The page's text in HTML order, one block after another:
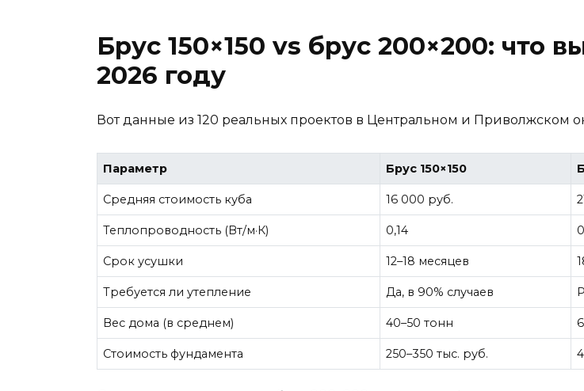
Брус 150×150 vs брус 200×200: что
2026 году
Вот данные из 120 реальных проектов в Центральном и Приволжском
Параметр Брус 150×150
Средняя стоимость куба 16 000 руб.
Теплопроводность (Вт/м·К) 0,14
Срок усушки 12–18 месяцев
Требуется ли утепление Да, в 90% случаев
Вес дома (в среднем) 40–50 тонн
Стоимость фундамента 250–350 тыс. руб.